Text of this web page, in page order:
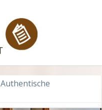
Authentische